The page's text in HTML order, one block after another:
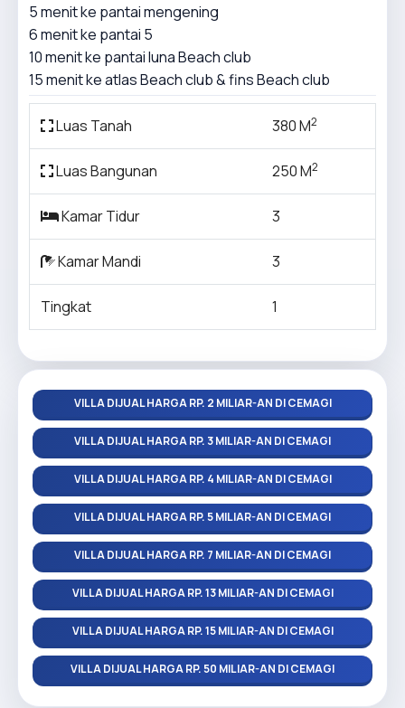
5 menit ke pantai mengening
6 menit ke pantai 5
10 menit ke pantai luna Beach club
15 menit ke atlas Beach club & fins Beach club
Luas Tanah 380 M2
Luas Bangunan 250 M2
Kamar Tidur 3
Kamar Mandi 3
Tingkat 1
VILLA DIJUAL HARGA RP. 2 MILIAR-AN DI CEMAGI
VILLA DIJUAL HARGA RP. 3 MILIAR-AN DI CEMAGI
VILLA DIJUAL HARGA RP. 4 MILIAR-AN DI CEMAGI
VILLA DIJUAL HARGA RP. 5 MILIAR-AN DI CEMAGI
VILLA DIJUAL HARGA RP. 7 MILIAR-AN DI CEMAGI
VILLA DIJUAL HARGA RP. 13 MILIAR-AN DI CEMAGI
VILLA DIJUAL HARGA RP. 15 MILIAR-AN DI CEMAGI
VILLA DIJUAL HARGA RP. 50 MILIAR-AN DI CEMAGI